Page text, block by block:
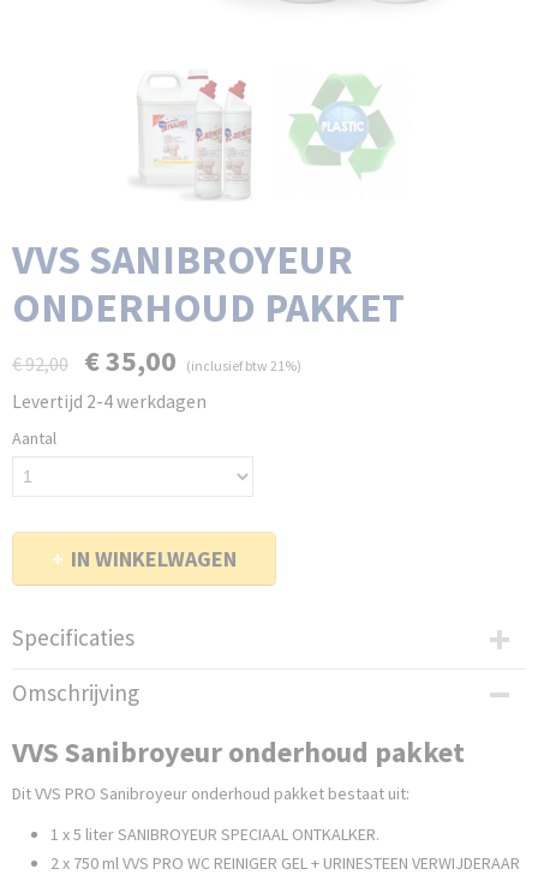
VVS SANIBROYEUR
ONDERHOUD PAKKET
€ 92,00 € 35,00 (inclusief btw 21%)
Levertijd 2-4 werkdagen
Aantal
IN WINKELWAGEN
Specificaties
Netto gewicht
7,50 Kg
Omschrijving
VVS Sanibroyeur onderhoud pakket
Dit VVS PRO Sanibroyeur onderhoud pakket bestaat uit:
1 x 5 liter SANIBROYEUR SPECIAAL ONTKALKER.
2 x 750 ml VVS PRO WC REINIGER GEL + URINESTEEN VERWIJDERAAR